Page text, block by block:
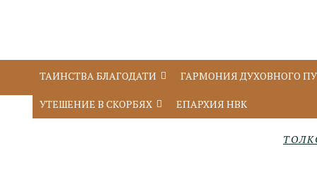
ТАИНСТВА БЛАГОДАТИ ГАРМОНИЯ ДУХОВНОГО
УТЕШЕНИЕ В СКОРБЯХ ЕПАРХИЯ НВК